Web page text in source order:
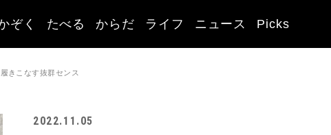
ぞく たべる からだ ライフ ニュース Picks
きこなす抜群センス
2022.11.05